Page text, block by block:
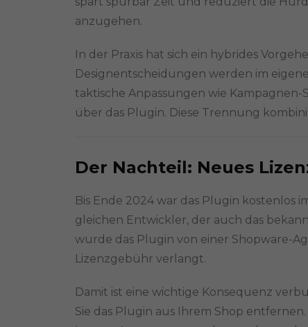
anzugehen.
In der Praxis hat sich ein hybrides
Designentscheidungen werden im
taktische Anpassungen wie
über das Plugin. Diese Trennung
Der Nachteil: Neues
Bis Ende 2024 war das Plugin kostenlos
gleichen Entwickler, der auch das
wurde das Plugin von einer Shopware-
Lizenzgebühr verlangt.
Damit ist eine wichtige Konsequenz
Sie das Plugin aus Ihrem Shop